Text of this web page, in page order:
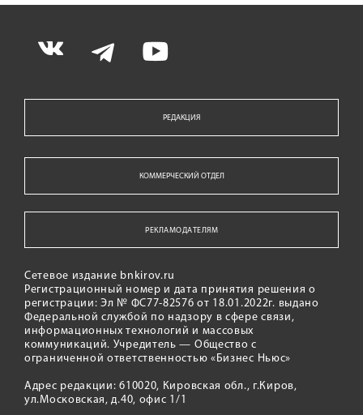
РЕДАКЦИЯ
КОММЕРЧЕСКИЙ ОТДЕЛ
РЕКЛАМОДАТЕЛЯМ
Сетевое издание bnkirov.ru
Регистрационный номер и дата принятия решения о
регистрации: Эл № ФС77-82576 от 18.01.2022г. выдано
Федеральной службой по надзору в сфере связи,
информационных технологий и массовых
коммуникаций. Учредитель — Общество с
ограниченной ответственностью «Бизнес Ньюс»
Адрес редакции: 610020, Кировская обл., г.Киров,
ул.Московская, д.40, офис 1/1